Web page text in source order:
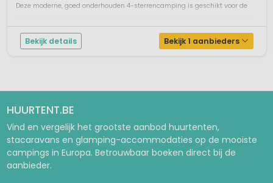
Deze moderne, goed onderhouden 4-sterrencamping is geschikt voor de
Bekijk details Bekijk 1 aanbieders
HUURTENT.BE
Vind en vergelijk het grootste aanbod huurtenten,
stacaravans en glamping-accommodaties op de mooiste
campings in Europa. Betrouwbaar boeken direct bij de
aanbieder.